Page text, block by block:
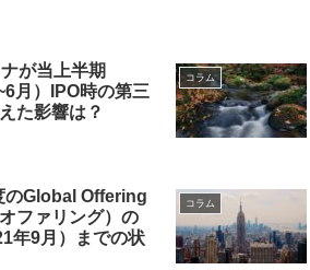
が当上半期
月）IPO時の第三
た影響は？
コラム
のGlobal Offering
ファリング）の
年9月）までの状
コラム